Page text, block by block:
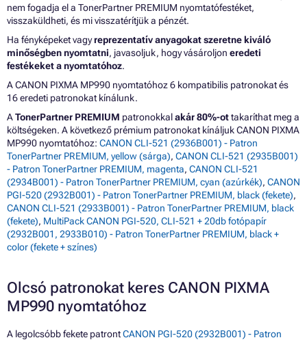
nem fogadja el a TonerPartner PREMIUM nyomtatófestéket,
visszaküldheti, és mi visszatérítjük a pénzét.
Ha fényképeket vagyreprezentatív anyagokat szeretne kiváló
minőségben nyomtatni, javasoljuk, hogy vásároljon eredeti
festékeket a nyomtatóhoz.
A CANON PIXMA MP990 nyomtatóhoz 6 kompatibilis patronokat és
16 eredeti patronokat kínálunk.
ATonerPartner PREMIUM patronokkalakár 80%-ottakaríthat meg a
költségeken. A következő prémium patronokat kínáljuk CANON PIXMA
MP990 nyomtatóhoz: CANON CLI-521 (2936B001) - Patron
TonerPartner PREMIUM, yellow (sárga), CANON CLI-521 (2935B001)
- Patron TonerPartner PREMIUM, magenta, CANON CLI-521
(2934B001) - Patron TonerPartner PREMIUM, cyan (azúrkék), CANON
PGI-520 (2932B001) - Patron TonerPartner PREMIUM, black (fekete),
CANON CLI-521 (2933B001) - Patron TonerPartner PREMIUM, black
(fekete), MultiPack CANON PGI-520, CLI-521 + 20db fotópapír
(2932B001, 2933B010) - Patron TonerPartner PREMIUM, black +
color (fekete + színes)
Olcsó patronokat keres CANON PIXMA
MP990 nyomtatóhoz
A legolcsóbb fekete patrontCANON PGI-520 (2932B001) - Patron